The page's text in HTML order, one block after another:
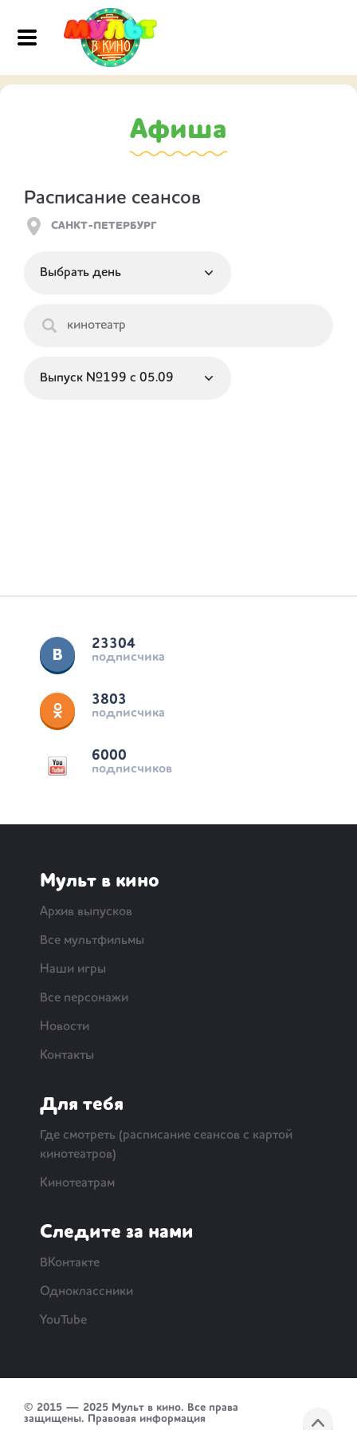
Афиша
Расписание сеансов
23304
подписчика
3803
подписчика
6000
подписчиков
Мульт в кино
Архив выпусков
Все мультфильмы
Наши игры
Все персонажи
Новости
Контакты
Для тебя
Где смотреть (расписание сеансов с картой
кинотеатров)
Кинотеатрам
Следите за нами
ВКонтакте
Одноклассники
YouTube
© 2015 — 2025 Мульт в кино. Все права
защищены. Правовая информация